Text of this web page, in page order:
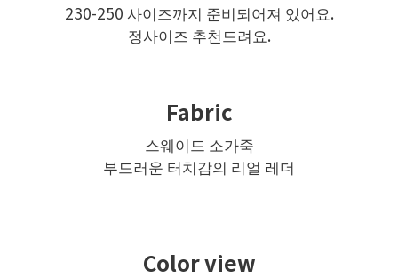
230-250 사이즈까지 준비되어져 있어요.
정사이즈 추천드려요.
Fabric
스웨이드 소가죽
부드러운 터치감의 리얼 레더
Color view